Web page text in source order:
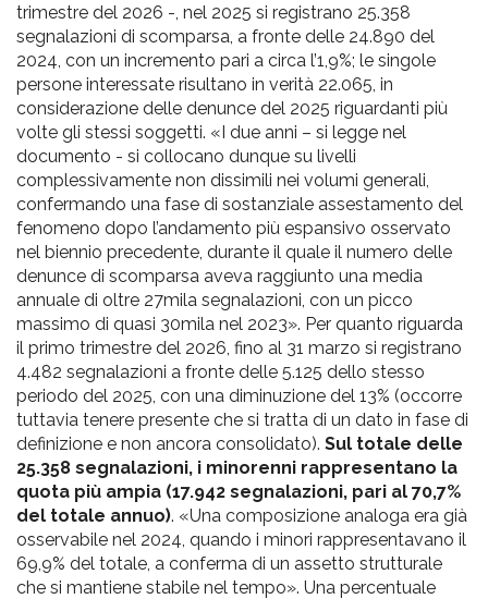
trimestre del 2026 -, nel 2025 si registrano 25.358
segnalazioni di scomparsa, a fronte delle 24.890 del
2024, con un incremento pari a circa l’1,9%; le singole
persone interessate risultano in verità 22.065, in
considerazione delle denunce del 2025 riguardanti più
volte gli stessi soggetti. «I due anni – si legge nel
documento - si collocano dunque su livelli
complessivamente non dissimili nei volumi generali,
confermando una fase di sostanziale assestamento del
fenomeno dopo l’andamento più espansivo osservato
nel biennio precedente, durante il quale il numero delle
denunce di scomparsa aveva raggiunto una media
annuale di oltre 27mila segnalazioni, con un picco
massimo di quasi 30mila nel 2023». Per quanto riguarda
il primo trimestre del 2026, fino al 31 marzo si registrano
4.482 segnalazioni a fronte delle 5.125 dello stesso
periodo del 2025, con una diminuzione del 13% (occorre
tuttavia tenere presente che si tratta di un dato in fase di
definizione e non ancora consolidato). Sul totale delle
25.358 segnalazioni, i minorenni rappresentano la
quota più ampia (17.942 segnalazioni, pari al 70,7%
del totale annuo). «Una composizione analoga era già
osservabile nel 2024, quando i minori rappresentavano il
69,9% del totale, a conferma di un assetto strutturale
che si mantiene stabile nel tempo». Una percentuale